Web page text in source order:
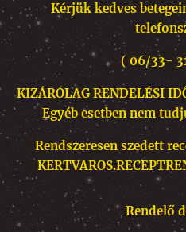
Kérjük kedves
( 06/33-
KIZÁRÓLAG RENDELÉSI
Egyéb esetben nem
Rendszeresen szedett
Rendelő